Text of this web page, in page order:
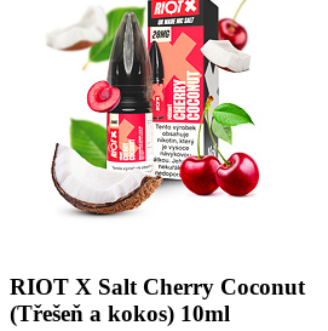
RIOT X Salt Cherry Coconut
(Třešeň a kokos) 10ml